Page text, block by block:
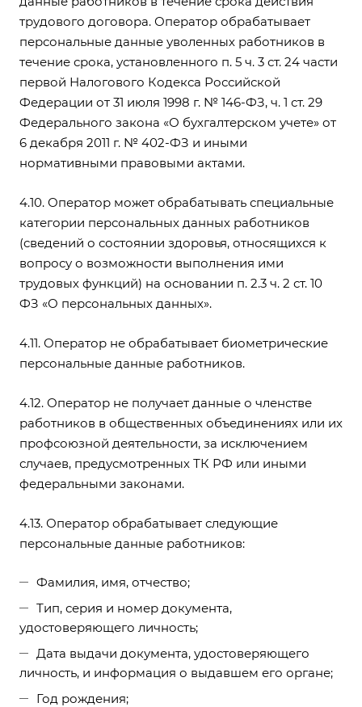
трудового договора. Оператор обрабатывает
персональные данные уволенных работников в
течение срока, установленного п. 5 ч. 3 ст. 24 части
первой Налогового Кодекса Российской
Федерации от 31 июля 1998 г. № 146-ФЗ, ч. 1 ст. 29
Федерального закона «О бухгалтерском учете» от
6 декабря 2011 г. № 402-ФЗ и иными
нормативными правовыми актами.
4.10. Оператор может обрабатывать специальные
категории персональных данных работников
(сведений о состоянии здоровья, относящихся к
вопросу о возможности выполнения ими
трудовых функций) на основании п. 2.3 ч. 2 ст. 10
ФЗ «О персональных данных».
4.11. Оператор не обрабатывает биометрические
персональные данные работников.
4.12. Оператор не получает данные о членстве
работников в общественных объединениях или их
профсоюзной деятельности, за исключением
случаев, предусмотренных ТК РФ или иными
федеральными законами.
4.13. Оператор обрабатывает следующие
персональные данные работников:
Фамилия, имя, отчество;
Тип, серия и номер документа,
удостоверяющего личность;
Дата выдачи документа, удостоверяющего
личность, и информация о выдавшем его органе;
Год рождения;